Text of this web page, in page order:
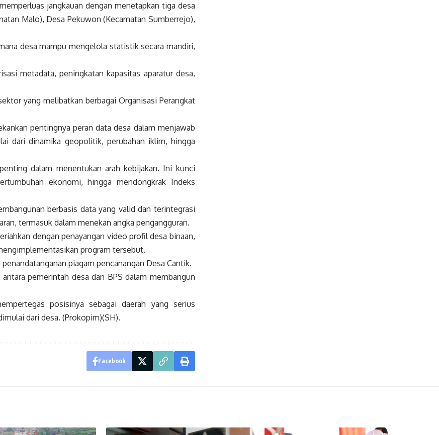
jangkauan dengan menetapkan tiga desa
Malo), Desa Pekuwon (Kecamatan Sumberrejo),
desa mampu mengelola statistik secara mandiri,
metadata, peningkatan kapasitas aparatur desa,
yang melibatkan berbagai Organisasi Perangkat
pentingnya peran data desa dalam menjawab
dari dinamika geopolitik, perubahan iklim, hingga
dalam menentukan arah kebijakan. Ini kunci
ekonomi, hingga mendongkrak Indeks
berbasis data yang valid dan terintegrasi
termasuk dalam menekan angka pengangguran.
dengan penayangan video profil desa binaan,
program tersebut.
piagam pencanangan Desa Cantik.
pemerintah desa dan BPS dalam membangun
posisinya sebagai daerah yang serius
dari desa. (Prokopim)(SH).
Facebook